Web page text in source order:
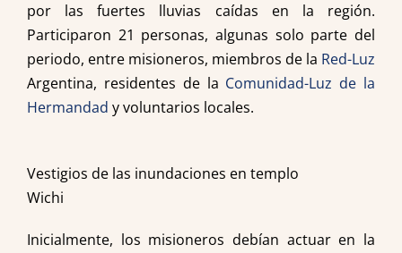
por las fuertes lluvias caídas en la región.
Participaron 21 personas, algunas solo parte del
periodo, entre misioneros, miembros de la Red-Luz
Argentina, residentes de la Comunidad-Luz de la
Hermandad y voluntarios locales.
Vestigios de las inundaciones en templo
Wichi
Inicialmente, los misioneros debían actuar en la